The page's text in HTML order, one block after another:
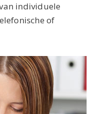
individuele
of